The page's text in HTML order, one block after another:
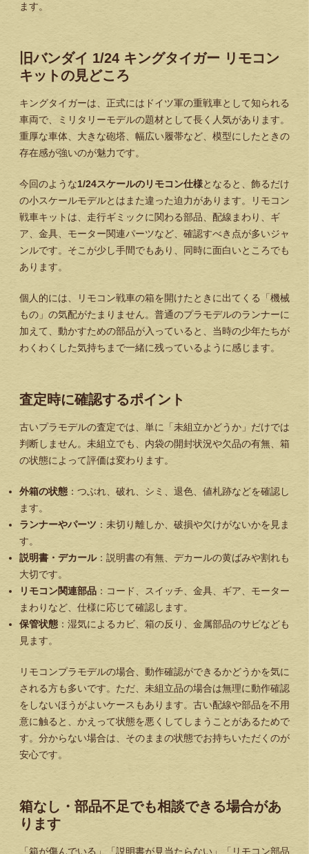
ます。
旧バンダイ 1/24 キングタイガー リモコン
キットの見どころ
キングタイガーは、正式にはドイツ軍の重戦車として知られる
車両で、ミリタリーモデルの題材として長く人気があります。
重厚な車体、大きな砲塔、幅広い履帯など、模型にしたときの
存在感が強いのが魅力です。
今回のような1/24スケールのリモコン仕様となると、飾るだけ
の小スケールモデルとはまた違った迫力があります。リモコン
戦車キットは、走行ギミックに関わる部品、配線まわり、ギ
ア、金具、モーター関連パーツなど、確認すべき点が多いジャ
ンルです。そこが少し手間でもあり、同時に面白いところでも
あります。
個人的には、リモコン戦車の箱を開けたときに出てくる「機械
もの」の気配がたまりません。普通のプラモデルのランナーに
加えて、動かすための部品が入っていると、当時の少年たちが
わくわくした気持ちまで一緒に残っているように感じます。
査定時に確認するポイント
古いプラモデルの査定では、単に「未組立かどうか」だけでは
判断しません。未組立でも、内袋の開封状況や欠品の有無、箱
の状態によって評価は変わります。
外箱の状態 ：つぶれ、破れ、シミ、退色、値札跡などを確認し
ます。
ランナーやパーツ ：未切り離しか、破損や欠けがないかを見ま
す。
説明書・デカール：説明書の有無、デカールの黄ばみや割れも
大切です。
リモコン関連部品 ：コード、スイッチ、金具、ギア、モーター
まわりなど、仕様に応じて確認します。
保管状態 ：湿気によるカビ、箱の反り、金属部品のサビなども
見ます。
リモコンプラモデルの場合、動作確認ができるかどうかを気に
される方も多いです。ただ、未組立品の場合は無理に動作確認
をしないほうがよいケースもあります。古い配線や部品を不用
意に触ると、かえって状態を悪くしてしまうことがあるためで
す。分からない場合は、そのままの状態でお持ちいただくのが
安心です。
箱なし・部品不足でも相談できる場合があ
ります
「箱が傷んでいる」「説明書が見当たらない」「リモコン部品